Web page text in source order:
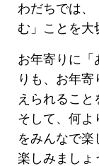
わだちでは、
む」ことを大
お年寄りに「
りも、お年
えられること
そして、何よ
をみんなで楽
楽しみましょ